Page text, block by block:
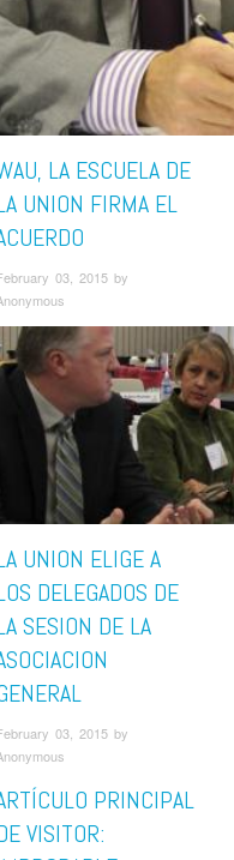
LA ESCUELA DE
UNION FIRMA EL
03, 2015 by
UNION ELIGE A
DELEGADOS DE
SESION DE LA
03, 2015 by
PRINCIPAL
VISITOR: